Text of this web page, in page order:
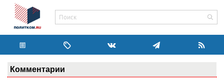
Комментарии